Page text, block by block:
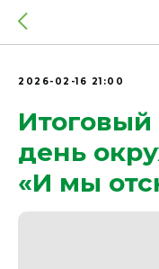
2026-02-16 21:00
Итоговый
день
«И мы